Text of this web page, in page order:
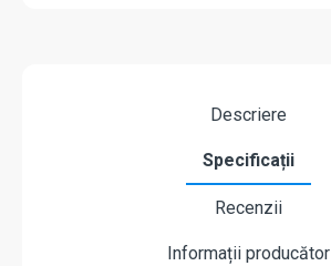
Descriere
Specificații
Recenzii
Informații producător